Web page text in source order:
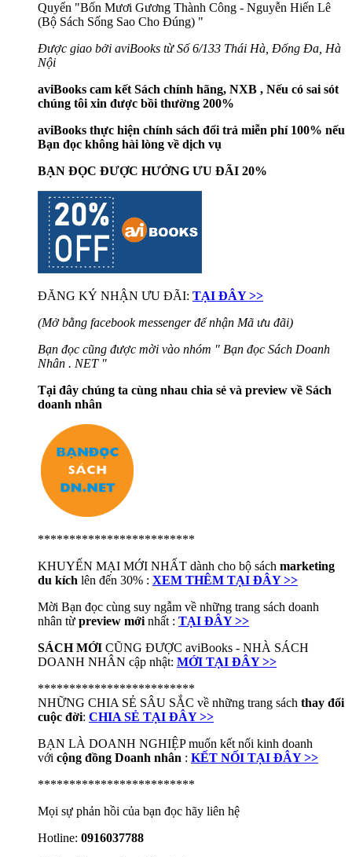
Quyển "Bốn Mươi Gương Thành Công - Nguyễn Hiến Lê
(Bộ Sách Sống Sao Cho Đúng) "
Được giao bởi aviBooks từ Số 6/133 Thái Hà, Đống Đa, Hà
Nội
aviBooks cam kết Sách chính hãng, NXB , Nếu có sai sót
chúng tôi xin được bồi thường 200%
aviBooks thực hiện chính sách đổi trả miễn phí 100% nếu
Bạn đọc không hài lòng về dịch vụ
BẠN ĐỌC ĐƯỢC HƯỞNG ƯU ĐÃI 20%
ĐĂNG KÝ NHẬN ƯU ĐÃI: TẠI ĐÂY >>
(Mở bằng facebook messenger để nhận Mã ưu đãi)
Bạn đọc cũng được mời vào nhóm " Bạn đọc Sách Doanh
Nhân . NET "
Tại đây chúng ta cùng nhau chia sẻ và preview về Sách
doanh nhân
*************************
KHUYẾN MẠI MỚI NHẤT dành cho bộ sách marketing
du kích lên đến 30% : XEM THÊM TẠI ĐÂY >>
Mời Bạn đọc cùng suy ngẫm về những trang sách doanh
nhân từ preview mới nhất : TẠI ĐÂY >>
SÁCH MỚI CŨNG ĐƯỢC aviBooks - NHÀ SÁCH
DOANH NHÂN cập nhật: MỚI TẠI ĐÂY >>
*************************
NHỮNG CHIA SẺ SÂU SẮC về những trang sách thay đổi
cuộc đời: CHIA SẺ TẠI ĐÂY >>
BẠN LÀ DOANH NGHIỆP muốn kết nối kinh doanh
với cộng đồng Doanh nhân : KẾT NỐI TẠI ĐÂY >>
*************************
Mọi sự phản hồi của bạn đọc hãy liên hệ
Hotline: 0916037788